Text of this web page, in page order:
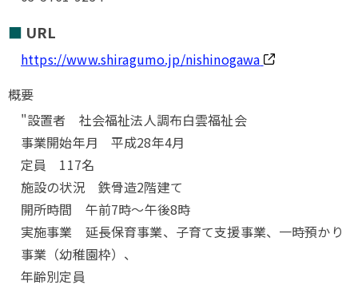
URL
https://www.shiragumo.jp/nishinogawa
概要
"設置者 社会福祉法人調布白雲福祉会
事業開始年月 平成28年4月
定員 117名
施設の状況 鉄骨造2階建て
開所時間 午前7時～午後8時
実施事業 延長保育事業、子育て支援事業、一時預かり
事業（幼稚園枠）、
年齢別定員